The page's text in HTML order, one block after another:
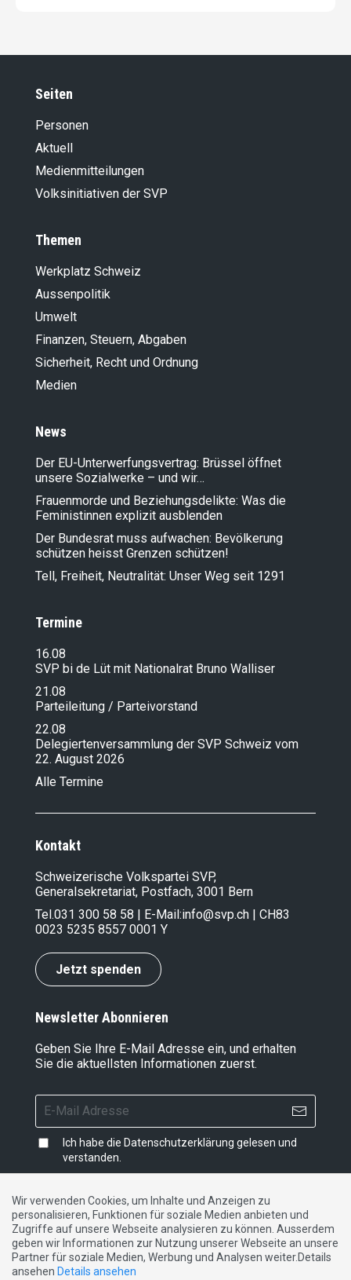
Seiten
Personen
Aktuell
Medienmitteilungen
Volksinitiativen der SVP
Themen
Werkplatz Schweiz
Aussenpolitik
Umwelt
Finanzen, Steuern, Abgaben
Sicherheit, Recht und Ordnung
Medien
News
Der EU-Unterwerfungsvertrag: Brüssel öffnet
unsere Sozialwerke – und wir…
Frauenmorde und Beziehungsdelikte: Was die
Feministinnen explizit ausblenden
Der Bundesrat muss aufwachen: Bevölkerung
schützen heisst Grenzen schützen!
Tell, Freiheit, Neutralität: Unser Weg seit 1291
Termine
16.08
SVP bi de Lüt mit Nationalrat Bruno Walliser
21.08
Parteileitung / Parteivorstand
22.08
Delegiertenversammlung der SVP Schweiz vom
22. August 2026
Alle Termine
Kontakt
Schweizerische Volkspartei SVP,
Generalsekretariat, Postfach, 3001 Bern
Tel.031 300 58 58 | E-Mail:info@svp.ch | CH83
0023 5235 8557 0001 Y
Jetzt spenden
Newsletter Abonnieren
Geben Sie Ihre E-Mail Adresse ein, und erhalten
Sie die aktuellsten Informationen zuerst.
Ich habe die Datenschutzerklärung gelesen und
verstanden.
Impressum |Datenschutzerklärung|Kontakt
DE FR IT
Wir verwenden Cookies, um Inhalte und Anzeigen zu
personalisieren, Funktionen für soziale Medien anbieten und
Zugriffe auf unsere Webseite analysieren zu können. Ausserdem
geben wir Informationen zur Nutzung unserer Webseite an unsere
Partner für soziale Medien, Werbung und Analysen weiter.Details
ansehen Details ansehen